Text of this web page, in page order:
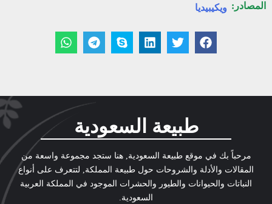
المصادر: ويكيبيديا
طبيعة السعودية
مرحباً بك في موقع طبيعة السعودية, هنا ستجد مجموعة واسعة من
المقالات والأدلة والشروحات حول طبيعة المملكة, لتتعرف على أنواع
النباتات والحيوانات والطيور والحشرات الموجود في المملكة العربية
السعودية.